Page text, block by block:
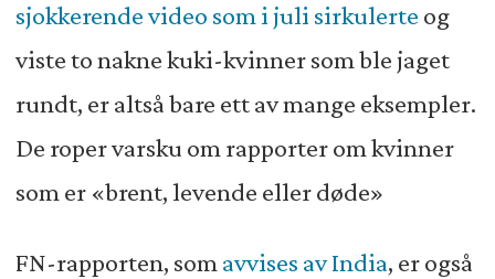
sjokkerende video som i juli sirkulerte og
viste to nakne kuki-kvinner som ble jaget
rundt, er altså bare ett av mange eksempler.
De roper varsku om rapporter om kvinner
som er «brent, levende eller døde»
FN-rapporten, somavvises av India, er også